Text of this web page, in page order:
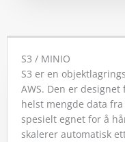
S3 / MINIO
S3 er en
AWS. Den er
helst mengde data
spesielt egnet for å
skalerer automatisk